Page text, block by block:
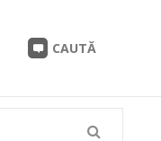
CAUTĂ